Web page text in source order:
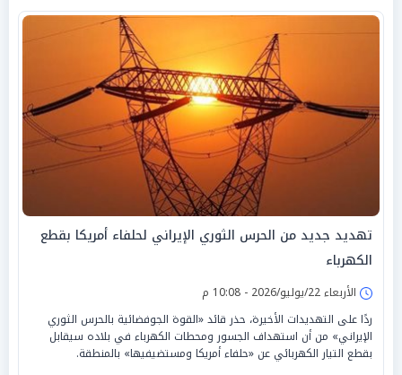
تهديد جديد من الحرس الثوري الإيراني لحلفاء أمريكا بقطع
الكهرباء
الأربعاء 22/يوليو/2026 - 10:08 م
ردًا على التهديدات الأخيرة، حذر قائد «القوة الجوفضائية بالحرس الثوري
الإيراني» من أن استهداف الجسور ومحطات الكهرباء في بلاده سيقابل
بقطع التيار الكهربائي عن «حلفاء أمريكا ومستضيفيها» بالمنطقة.